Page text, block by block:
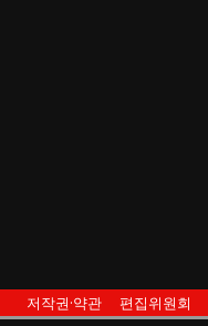
저작권·약관 편집위원회